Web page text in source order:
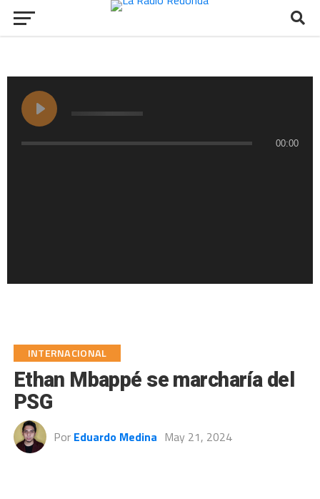
00:00
INTERNACIONAL
Ethan Mbappé se marcharía del
PSG
Por Eduardo Medina May 21, 2024